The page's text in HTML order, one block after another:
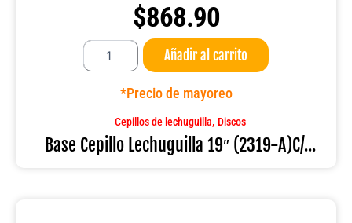
$868.90
Base
Cepillo
Lechuguilla
A)C/TORRETA
cantidad
Añadir al carrito
*Precio de mayoreo
Cepillos de lechuguilla, Discos
Base Cepillo Lechuguilla 19″ (2319-A)C/...